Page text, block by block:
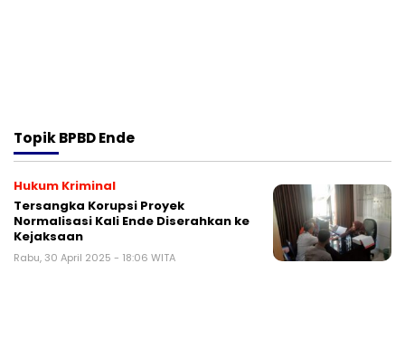
TopikBPBD Ende
Hukum Kriminal
Tersangka Korupsi Proyek
Normalisasi Kali Ende Diserahkan ke
Kejaksaan
Rabu, 30 April 2025 - 18:06 WITA